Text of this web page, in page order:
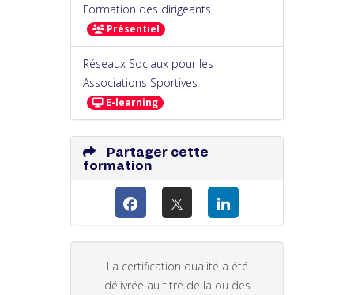
Formation des dirigeants
Présentiel
Réseaux Sociaux pour les
Associations Sportives
E-learning
Partager cette
formation
La certification qualité a été
délivrée au titre de la ou des